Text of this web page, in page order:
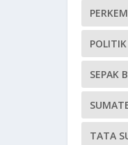
POLITIK
SEPAK
TATA